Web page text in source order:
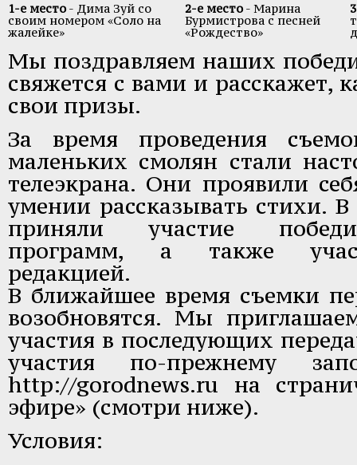
1-е место- Дима Зуй со
своим номером «Соло на
жалейке»
2-е место- Марина
Бурмистрова с песней
«Рождество»
Мы поздравляем наших
свяжется с вами и расскажет,
свои призы.
За время проведения
маленьких смолян стали
телеэкрана. Они проявили
умении рассказывать стихи.
приняли участие
программ, а также
редакцией.
В ближайшее время съемки
возобновятся. Мы
участия в последующих
участия по-прежнему
http://gorodnews.ru на
эфире» (смотри ниже).
Условия: